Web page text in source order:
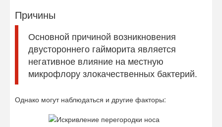
Причины
Основной причиной возникновения
двустороннего гайморита является
негативное влияние на местную
микрофлору злокачественных бактерий.
Однако могут наблюдаться и другие факторы: